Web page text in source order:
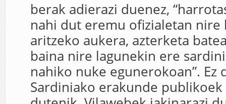
berak adierazi duenez,
nahi dut eremu ofizialetan nire
aritzeko aukera, azterketa
baina nire lagunekin ere
nahiko nuke egunerokoan”. Ez
Sardiniako erakunde